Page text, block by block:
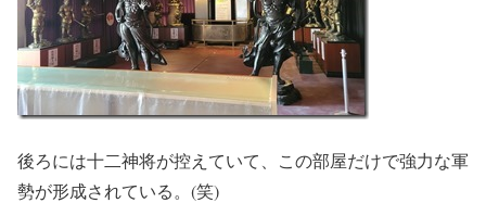
後ろには十二神将が控えていて、この部屋だけで強力な軍
勢が形成されている。(笑)